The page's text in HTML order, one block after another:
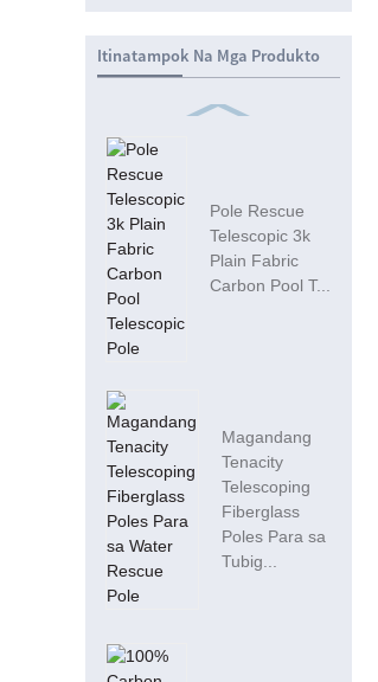
Itinatampok Na Mga Produkto
Pole Rescue
Telescopic 3k
Plain Fabric
Carbon Pool T...
Magandang
Tenacity
Telescoping
Fiberglass
Poles Para sa
Tubig...